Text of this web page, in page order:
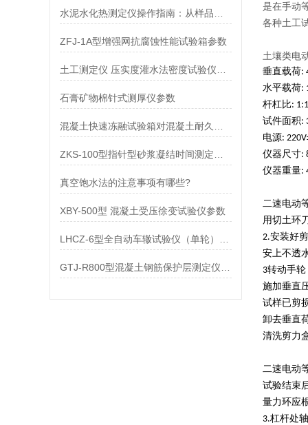
ZFJ-1A型增强网抗腐蚀性能试验箱参数
石膏矿物棉针式测厚仪参数
真空饱水法的注意事项有哪些?
XBY-500型 混凝土受压徐变试验仪参数
是在手动
各种土工
土壤类电
垂直载荷:
水平载荷:
杆杠比:
试件面积:
电源:
仪器尺寸:
仪器重量:
二速电动
用切土环
2.安装好
安上不透
3转动手
施加垂直
试样已剪
卸去垂直
清洗剪力
二速电动
试验结束
量力环应
3.杠杆处